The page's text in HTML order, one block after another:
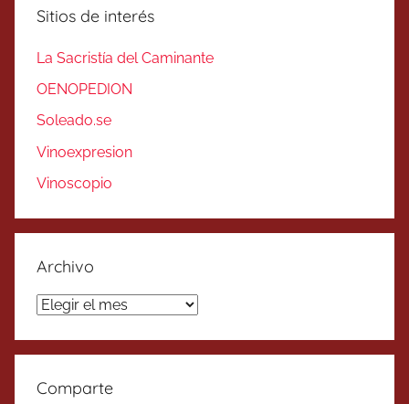
Sitios de interés
La Sacristía del Caminante
OENOPEDION
Soleado.se
Vinoexpresion
Vinoscopio
Archivo
Archivo
Comparte